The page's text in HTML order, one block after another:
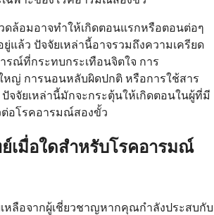
ดล้อมอาจทำให้เกิดตอนแรกหรือตอนต่อๆ
แล้ว ปัจจัยเหล่านี้อาจรวมถึงความเครียด
รณ์ที่กระทบกระเทือนจิตใจ การ
หญ่ การนอนหลับผิดปกติ หรือการใช้สาร
ปัจจัยเหล่านี้มักจะกระตุ้นให้เกิดตอนในผู้ที่มี
อโรคอารมณ์สองขั้ว
เมื่อใดสำหรับโรคอารมณ์
ลือจากผู้เชี่ยวชาญหากคุณกำลังประสบกับ